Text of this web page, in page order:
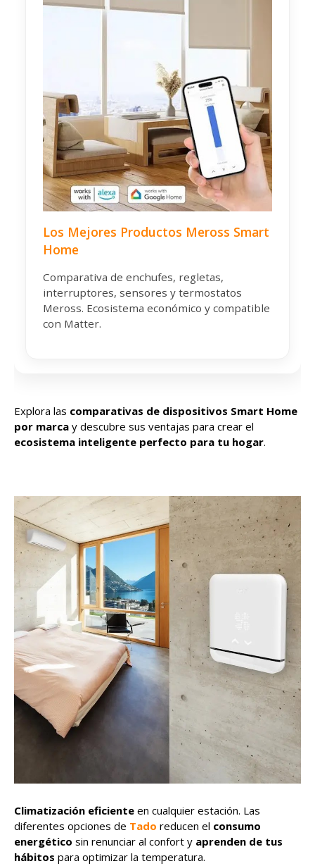
Los Mejores Productos Meross Smart
Home
Comparativa de enchufes, regletas,
interruptores, sensores y termostatos
Meross. Ecosistema económico y compatible
con Matter.
Explora las comparativas de dispositivos Smart Home
por marca y descubre sus ventajas para crear el
ecosistema inteligente perfecto para tu hogar.
Climatización eficiente en cualquier estación. Las
diferentes opciones de Tado reducen el consumo
energético sin renunciar al confort y aprenden de tus
hábitos para optimizar la temperatura.